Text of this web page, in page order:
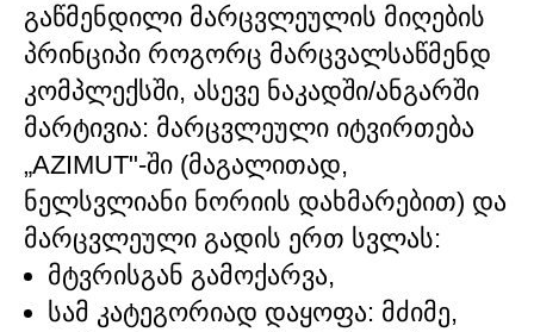
გაწმენდილი მარცვლეულის მიღების
პრინციპი როგორც მარცვალსაწმენდ
კომპლექსში, ასევე ნაკადში/ანგარში
მარტივია: მარცვლეული იტვირთება
„AZIMUT"-ში (მაგალითად,
ნელსვლიანი ნორიის დახმარებით) და
მარცვლეული გადის ერთ სვლას:
მტვრისგან გამოქარვა,
სამ კატეგორიად დაყოფა: მძიმე,